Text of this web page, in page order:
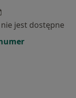
jest dostępne